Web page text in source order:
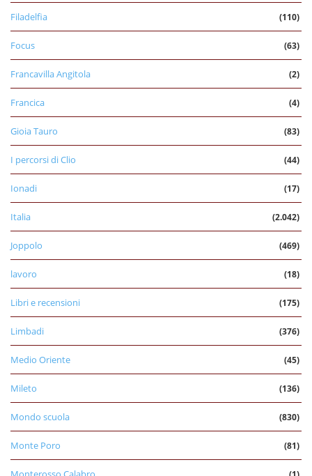
Filadelfia (110)
Focus (63)
Francavilla Angitola (2)
Francica (4)
Gioia Tauro (83)
I percorsi di Clio (44)
Ionadi (17)
Italia (2.042)
Joppolo (469)
lavoro (18)
Libri e recensioni (175)
Limbadi (376)
Medio Oriente (45)
Mileto (136)
Mondo scuola (830)
Monte Poro (81)